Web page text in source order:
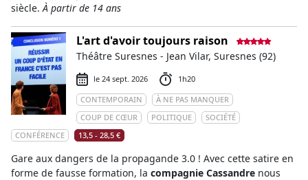
siècle.À partir de 14 ans
L'art d'avoir toujours raison
Théâtre Suresnes - Jean Vilar, Suresnes (92)
le 24 sept. 2026
1h20
CONTEMPORAIN
À NE PAS MANQUER
COUP DE CŒUR
POLITIQUE
SOCIÉTÉ
CONFÉRENCE
13,5 - 28,5 €
Gare aux dangers de la propagande 3.0 ! Avec cette satire en
forme de fausse formation, la compagnie Cassandre nous